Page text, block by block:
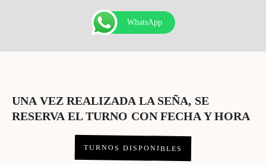
WhatsApp
UNA VEZ REALIZADA LA SEÑA, SE
RESERVA EL TURNO CON FECHA Y HORA
TURNOS DISPONIBLES